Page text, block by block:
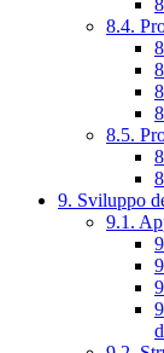
8.4.
8.5.
9. Sviluppo
9.1.